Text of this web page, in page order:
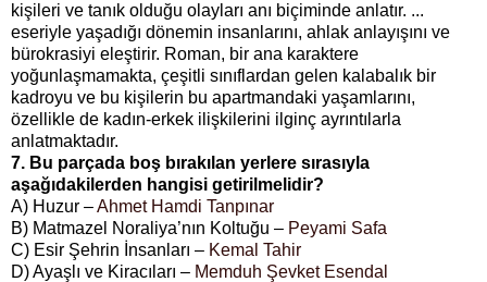
kişileri ve tanık olduğu olayları anı biçiminde anlatır. ...
eseriyle yaşadığı dönemin insanlarını, ahlak anlayışını ve
bürokrasiyi eleştirir. Roman, bir ana karaktere
yoğunlaşmamakta, çeşitli sınıflardan gelen kalabalık bir
kadroyu ve bu kişilerin bu apartmandaki yaşamlarını,
özellikle de kadın-erkek ilişkilerini ilginç ayrıntılarla
anlatmaktadır.
7. Bu parçada boş bırakılan yerlere sırasıyla
aşağıdakilerden hangisi getirilmelidir?
A) Huzur –Ahmet Hamdi Tanpınar
B) Matmazel Noraliya’nın Koltuğu – Peyami Safa
C) Esir Şehrin İnsanları – Kemal Tahir
D) Ayaşlı ve Kiracıları – Memduh Şevket Esendal